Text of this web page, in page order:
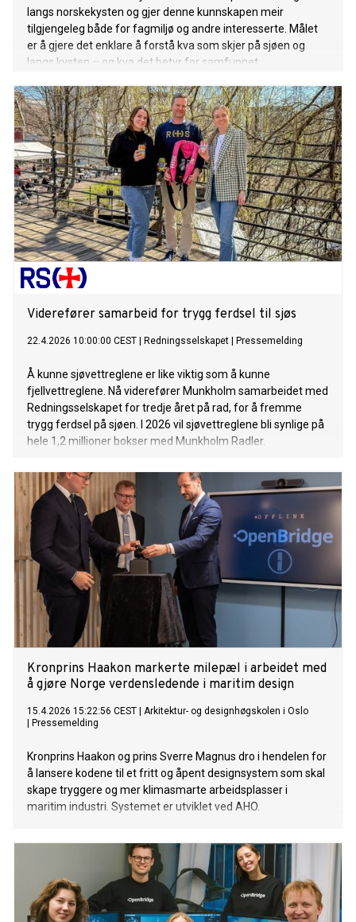
langs norskekysten og gjer denne kunnskapen meir
tilgjengeleg både for fagmiljø og andre interesserte. Målet
er å gjere det enklare å forstå kva som skjer på sjøen og
langs kysten – og kva det betyr for samfunnet.
Viderefører samarbeid for trygg ferdsel til sjøs
22.4.2026 10:00:00 CEST Redningsselskapet Pressemelding
Å kunne sjøvettreglene er like viktig som å kunne
fjellvettreglene. Nå viderefører Munkholm samarbeidet med
Redningsselskapet for tredje året på rad, for å fremme
trygg ferdsel på sjøen. I 2026 vil sjøvettreglene bli synlige på
hele 1,2 millioner bokser med Munkholm Radler.
Kronprins Haakon markerte milepæl i arbeidet med
å gjøre Norge verdensledende i maritim design
15.4.2026 15:22:56 CEST
Arkitektur- og designhøgskolen i Oslo
Pressemelding
Kronprins Haakon og prins Sverre Magnus dro i hendelen for
å lansere kodene til et fritt og åpent designsystem som skal
skape tryggere og mer klimasmarte arbeidsplasser i
maritim industri. Systemet er utviklet ved AHO.